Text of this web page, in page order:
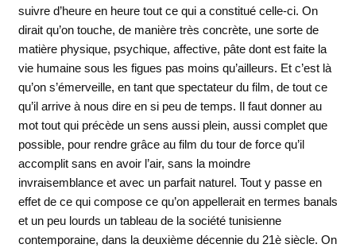
suivre d’heure en heure tout ce qui a constitué celle-ci. On
dirait qu’on touche, de manière très concrète, une sorte de
matière physique, psychique, affective, pâte dont est faite la
vie humaine sous les figues pas moins qu’ailleurs. Et c’est là
qu’on s’émerveille, en tant que spectateur du film, de tout ce
qu’il arrive à nous dire en si peu de temps. Il faut donner au
mot tout qui précède un sens aussi plein, aussi complet que
possible, pour rendre grâce au film du tour de force qu’il
accomplit sans en avoir l’air, sans la moindre
invraisemblance et avec un parfait naturel. Tout y passe en
effet de ce qui compose ce qu’on appellerait en termes banals
et un peu lourds un tableau de la société tunisienne
contemporaine, dans la deuxième décennie du 21è siècle. On